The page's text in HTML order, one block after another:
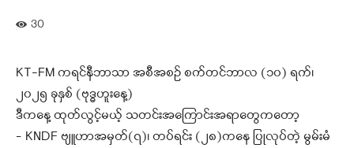
30
KT-FM ကရင်နီဘာသာ အစီအစဉ် စက်တင်ဘာလ (၁၀) ရက်၊
၂၀၂၅ ခုနှစ် (ဗုဒ္ဓဟူးနေ့)
ဒီကနေ့ ထုတ်လွင့်မယ့် သတင်းအကြောင်းအရာတွေကတော့
– KNDF ဗျူဟာအမှတ်(၇)၊ တပ်ရင်း (၂၈)ကနေ ပြုလုပ်တဲ့ မွမ်းမံ